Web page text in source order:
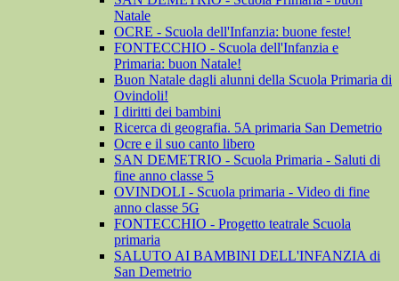
Natale
OCRE - Scuola dell'Infanzia: buone feste!
FONTECCHIO - Scuola dell'Infanzia e
Primaria: buon Natale!
Buon Natale dagli alunni della Scuola Primaria di
Ovindoli!
I diritti dei bambini
Ricerca di geografia. 5A primaria San Demetrio
Ocre e il suo canto libero
SAN DEMETRIO - Scuola Primaria - Saluti di
fine anno classe 5
OVINDOLI - Scuola primaria - Video di fine
anno classe 5G
FONTECCHIO - Progetto teatrale Scuola
primaria
SALUTO AI BAMBINI DELL'INFANZIA di
San Demetrio